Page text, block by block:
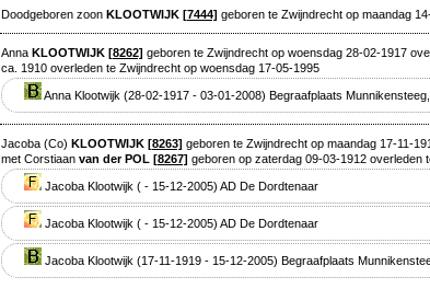
Doodgeboren zoon KLOOTWIJK [7444] geboren te Zwijndrecht op maandag
Anna KLOOTWIJK [8262] geboren te Zwijndrecht op woensdag 28-02-1917
ca. 1910 overleden te Zwijndrecht op woensdag 17-05-1995
Anna Klootwijk (28-02-1917 - 03-01-2008) Begraafplaats
Jacoba (Co) KLOOTWIJK [8263] geboren te Zwijndrecht op maandag 17-11-
met Corstiaan van der POL [8267] geboren op zaterdag 09-03-1912 overleden
Jacoba Klootwijk ( - 15-12-2005) AD De Dordtenaar
Jacoba Klootwijk ( - 15-12-2005) AD De Dordtenaar
Jacoba Klootwijk (17-11-1919 - 15-12-2005) Begraafplaats